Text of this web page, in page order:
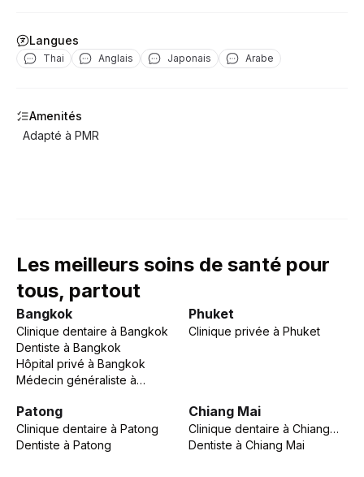
Langues
Thai Anglais Japonais Arabe
Amenités
Adapté à PMR
Les meilleurs soins de santé pour
tous, partout
Bangkok
Clinique dentaire à Bangkok
Dentiste à Bangkok
Hôpital privé à Bangkok
Médecin généraliste à
Phuket
Clinique privée à Phuket
Patong
Clinique dentaire à Patong
Dentiste à Patong
Chiang Mai
Clinique dentaire à Chiang
Mai
Dentiste à Chiang Mai